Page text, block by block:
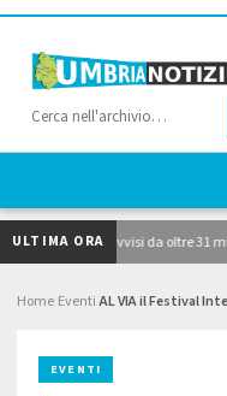
ULTIMA ORA
i due avvisi da oltre 31 milioni:
Home Eventi ›AL VIA il Festival
EVENTI